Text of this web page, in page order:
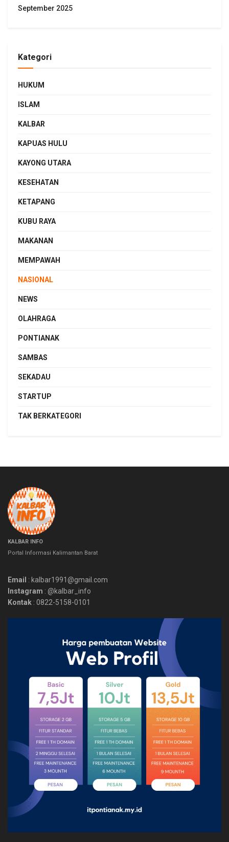
September 2025
Kategori
HUKUM
ISLAM
KALBAR
KAPUAS HULU
KAYONG UTARA
KESEHATAN
KETAPANG
KUBU RAYA
MAKANAN
MEMPAWAH
NASIONAL
NEWS
OLAHRAGA
PONTIANAK
SAMBAS
SEKADAU
STARTUP
TAK BERKATEGORI
KALBAR INFO
Portal Informasi Kalimantan Barat
Email : kalbar1991@gmail.com
Instagram : @kalbar_info
Kontak : 0822-5158-0101